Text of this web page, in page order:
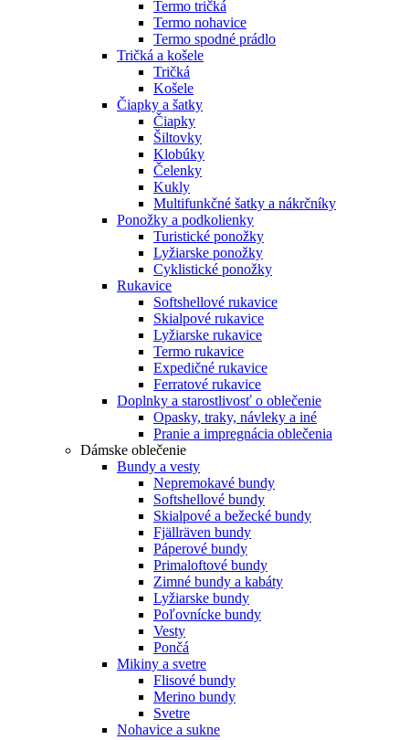
Termo tričká
Termo nohavice
Termo spodné prádlo
Tričká a košele
Tričká
Košele
Čiapky a šatky
Čiapky
Šiltovky
Klobúky
Čelenky
Kukly
Multifunkčné šatky a nákrčníky
Ponožky a podkolienky
Turistické ponožky
Lyžiarske ponožky
Cyklistické ponožky
Rukavice
Softshellové rukavice
Skialpové rukavice
Lyžiarske rukavice
Termo rukavice
Expedičné rukavice
Ferratové rukavice
Doplnky a starostlivosť o oblečenie
Opasky, traky, návleky a iné
Pranie a impregnácia oblečenia
Dámske oblečenie
Bundy a vesty
Nepremokavé bundy
Softshellové bundy
Skialpové a bežecké bundy
Fjällräven bundy
Páperové bundy
Primaloftové bundy
Zimné bundy a kabáty
Lyžiarske bundy
Poľovnícke bundy
Vesty
Pončá
Mikiny a svetre
Flisové bundy
Merino bundy
Svetre
Nohavice a sukne